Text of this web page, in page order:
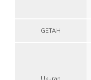
GETAH